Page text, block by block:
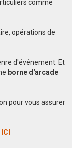
comme
opérations de
d'événement. Et
borne d'arcade
pour vous assurer